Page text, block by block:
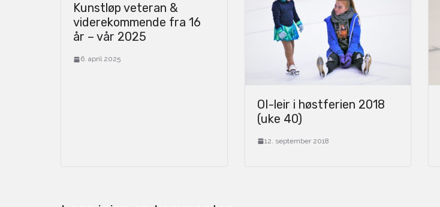
Kunstløp veteran &
viderekommende fra 16
år – vår 2025
6. april 2025
OI-leir i høstferien 2018
(uke 40)
12. september 2018